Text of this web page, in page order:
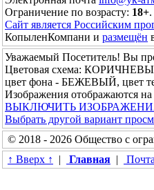
Ограничение по возрасту: 18+
Сайт является Российским
КопыленКомпани и размещён
Уважаемый Посетитель! Вы
Цветовая схема:
цвет фона - БЕЖЕВЫЙ, цвет
Изображения отображаются на
ВЫКЛЮЧИТЬ
Выбрать другой вариант
© 2018 - 2026 Общество с
↑ Вверх ↑
| Главная | Почта